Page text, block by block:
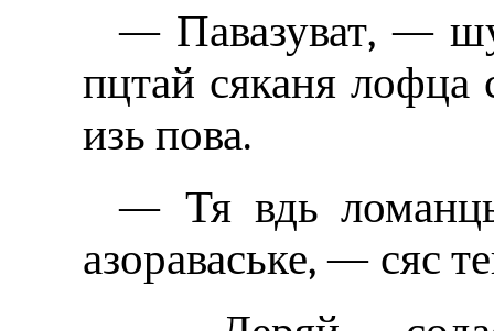
— Павазуват, —
пцтай сяканя лофца
изь пова.
— Тя вдь
азораваське, — сяс